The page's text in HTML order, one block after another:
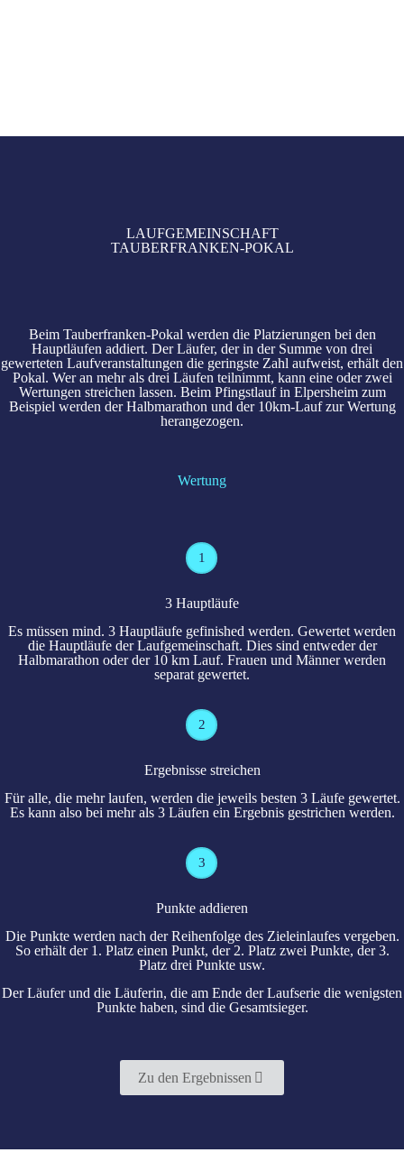
LAUFGEMEINSCHAFT
TAUBERFRANKEN-POKAL
Beim Tauberfranken-Pokal werden die Platzierungen bei den
Hauptläufen addiert. Der Läufer, der in der Summe von drei
gewerteten Laufveranstaltungen die geringste Zahl aufweist, erhält den
Pokal. Wer an mehr als drei Läufen teilnimmt, kann eine oder zwei
Wertungen streichen lassen. Beim Pfingstlauf in Elpersheim zum
Beispiel werden der Halbmarathon und der 10km-Lauf zur Wertung
herangezogen.
Wertung
1
3 Hauptläufe
Es müssen mind. 3 Hauptläufe gefinished werden. Gewertet werden
die Hauptläufe der Laufgemeinschaft. Dies sind entweder der
Halbmarathon oder der 10 km Lauf. Frauen und Männer werden
separat gewertet.
2
Ergebnisse streichen
Für alle, die mehr laufen, werden die jeweils besten 3 Läufe gewertet.
Es kann also bei mehr als 3 Läufen ein Ergebnis gestrichen werden.
3
Punkte addieren
Die Punkte werden nach der Reihenfolge des Zieleinlaufes vergeben.
So erhält der 1. Platz einen Punkt, der 2. Platz zwei Punkte, der 3.
Platz drei Punkte usw.
Der Läufer und die Läuferin, die am Ende der Laufserie die wenigsten
Punkte haben, sind die Gesamtsieger.
Zu den Ergebnissen